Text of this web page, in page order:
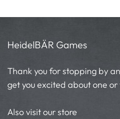
HeidelBÄR Games
Thank you for stopping by
get you excited about one
Also visit our store